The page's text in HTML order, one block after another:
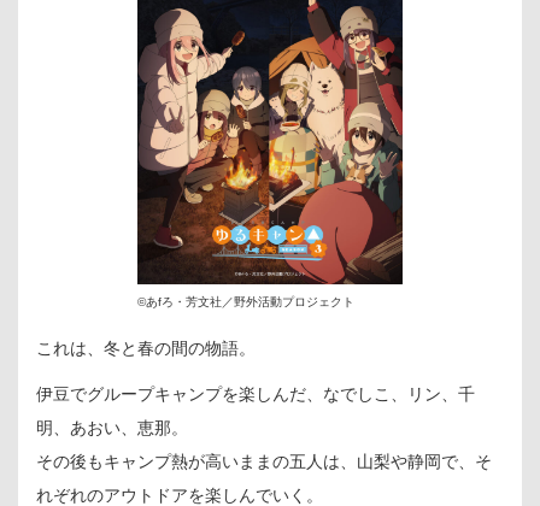
©あfろ・芳文社／野外活動プロジェクト
これは、冬と春の間の物語。
伊豆でグループキャンプを楽しんだ、なでしこ、リン、千
明、あおい、恵那。
その後もキャンプ熱が高いままの五人は、山梨や静岡で、そ
れぞれのアウトドアを楽しんでいく。